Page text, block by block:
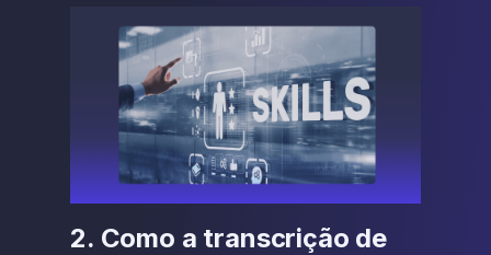
2. Como a transcrição de